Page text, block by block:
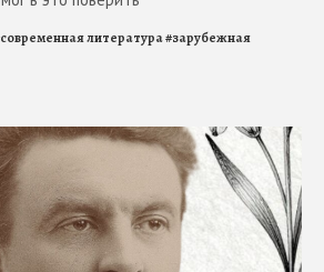
современная литература#зарубежная